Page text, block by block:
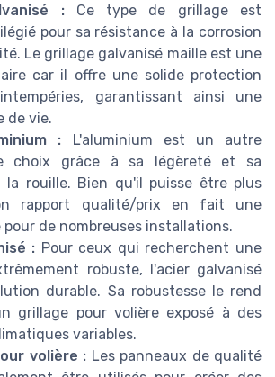
:Ce type de grillage est
pour sa résistance à la corrosion
Le grillage galvanisé maille est une
car il offre une solide protection
garantissant ainsi une
de vie.
: L'aluminium est un autre
choix grâce à sa légèreté et sa
la rouille. Bien qu'il puisse être plus
rapport qualité/prix en fait une
pour de nombreuses installations.
: Pour ceux qui recherchent une
robuste, l'acier galvanisé
durable. Sa robustesse le rend
grillage pour volière exposé à des
variables.
volière : Les panneaux de qualité